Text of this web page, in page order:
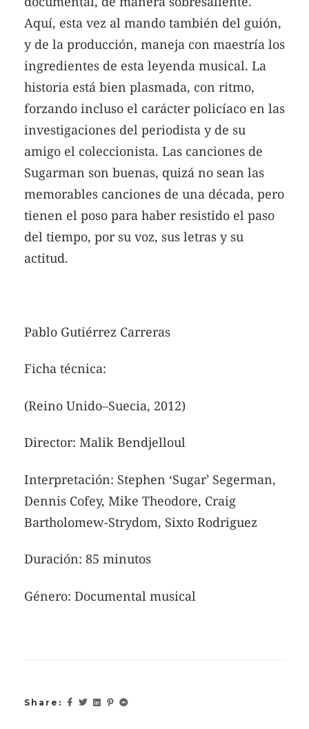
Aquí, esta vez al mando también del guión,
y de la producción, maneja con maestría los
ingredientes de esta leyenda musical. La
historia está bien plasmada, con ritmo,
forzando incluso el carácter policíaco en las
investigaciones del periodista y de su
amigo el coleccionista. Las canciones de
Sugarman son buenas, quizá no sean las
memorables canciones de una década, pero
tienen el poso para haber resistido el paso
del tiempo, por su voz, sus letras y su
actitud.
Pablo Gutiérrez Carreras
Ficha técnica:
(Reino Unido–Suecia, 2012)
Director: Malik Bendjelloul
Interpretación: Stephen ‘Sugar’ Segerman,
Dennis Cofey, Mike Theodore, Craig
Bartholomew-Strydom, Sixto Rodriguez
Duración: 85 minutos
Género: Documental musical
Share: